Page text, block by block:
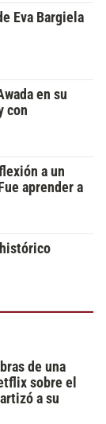
Eva Bargiela
en su
con
a un
aprender a
de una
sobre el
a su